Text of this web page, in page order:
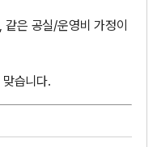
은 공실/운영비 가정이
습니다.